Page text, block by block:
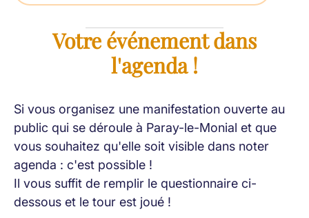
Votre événement dans
l'agenda !
Si vous organisez une manifestation ouverte au
public qui se déroule à Paray-le-Monial et que
vous souhaitez qu'elle soit visible dans noter
agenda : c'est possible !
Il vous suffit de remplir le questionnaire ci-
dessous et le tour est joué !